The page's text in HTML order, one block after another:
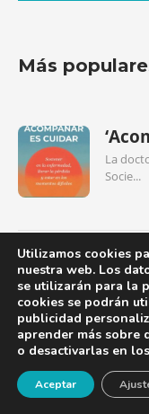
Más
La
Socie...
La
(SEGG)...
Utilizamos cookies
nuestra web. Los
se utilizarán para la
cookies se podrán
publicidad
aprender más sobre
o desactivarlas en los
Aceptar